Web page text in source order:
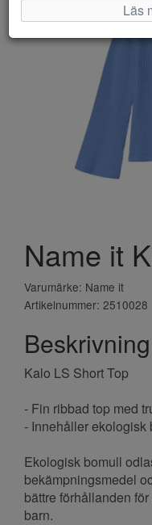
Name it
Varumärke: Name it
Artikelnummer: 2510028
Beskrivning
Kalo LS Short Top
- Fin ribbad top med
- Innehåller ekologisk
Ekologisk bomull
bekämpningsmedel
bättre förhållanden
barn.
Läs